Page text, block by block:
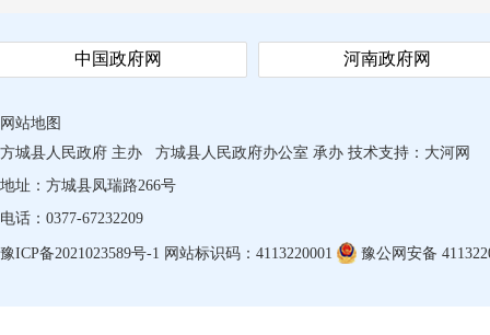
中国政府网 河南政府网
网站地图
方城县人民政府 主办
方城县人民政府办公室 承办 技术支持： 大河网
地址：方城县凤瑞路266号
电话：0377-67232209
豫ICP备2021023589号-1 网站标识码：4113220001 豫公网安备